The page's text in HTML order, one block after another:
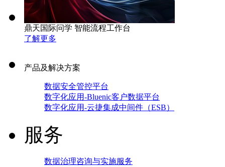
鼎天国际问学 智能流程工作台
了解更多
产品及解决方案
数据安全管控平台
数字化应用-Bluenic客户数据平台
数字化应用-云捷集成中间件（ESB）
服务
数据治理咨询与实施服务